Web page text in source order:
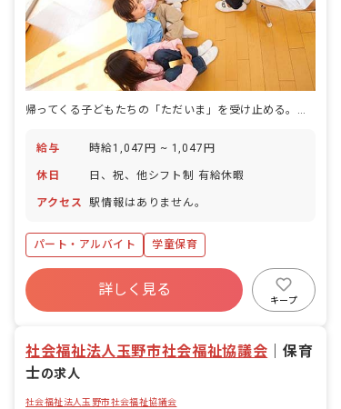
帰ってくる子どもたちの「ただいま」を受け止める。朝も昼も、あなたのシフトで。
給与 時給1,047円 ~ 1,047円
休日 日、祝、他シフト制 有給休暇
アクセス 駅情報はありません。
パート・アルバイト 学童保育
詳しく見る
キープ
社会福祉法人玉野市社会福祉協議会
保育
士の求人
社会福祉法人玉野市社会福祉協議会